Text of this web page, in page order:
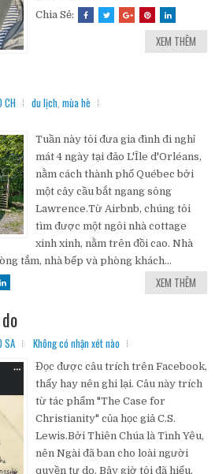
Chia Sẻ:
XEM THÊM
du lịch, mùa hè
Tuần này tôi đưa gia đình đi nghỉ
mát 4 ngày tại đảo L'Île d'Orléans,
nằm cách thành phố Québec bởi
một cây cầu bắt ngang sông
Lawrence.Từ Airbnb, chúng tôi
tìm được một ngôi nhà cottage
xinh xinh, nằm trên đồi cao. Nhà
tắm, nhà bếp và phòng khách...
XEM THÊM
Không có nhận xét nào
Đọc được câu trích trên Facebook,
thấy hay nên ghi lại. Câu này trích
từ tác phẩm "The Case for
Christianity" của học giả C.S.
Lewis.Bởi Thiên Chúa là Tình Yêu,
nên Ngài đã ban cho loài người
quyền tự do. Bây giờ tôi đã hiểu,